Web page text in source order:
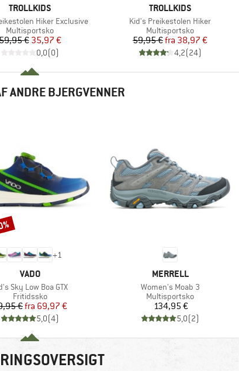
MÆRKE
TROLLKIDS
Hiker Exclusive
Produktgruppe
Multisportsko
Pris
€Nedsat pris
35,97 €
0,0(0)
MÆRKE
TROLLKIDS
Artikel
Kid's Preikestolen Hiker
Produktgruppe
Multisportsko
Pris
59,95 € Nedsat pris
fra 38,97 €
4,2(24)
ANDRE BJERGVENNER
+1
MÆRKE
VADO
Sky Low Boa GTX
Produktgruppe
Fritidssko
Pris
€ Nedsat pris
fra 69,97 €
5,0(4)
MÆRKE
MERRELL
Artikel
Women's Moab 3
Produktgruppe
Multisportsko
Pris
134,95 €
5,0(2)